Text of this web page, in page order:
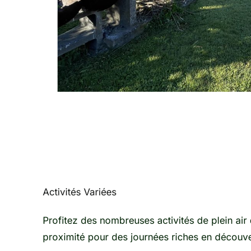
Activités Variées
Profitez des nombreuses activités de plein
proximité pour des journées riches en